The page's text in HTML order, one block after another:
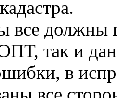
все должны
так и
в